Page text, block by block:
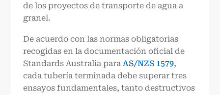
de los proyectos de transporte de agua a
granel.
De acuerdo con las normas obligatorias
recogidas en la documentación oficial de
Standards Australia paraAS/NZS 1579,
cada tubería terminada debe superar tres
ensayos fundamentales, tanto destructivos